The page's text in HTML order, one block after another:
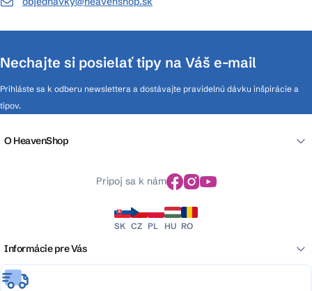
Nechajte si posielať tipy na Váš e-mail
Prihláste sa k odberu newslettera a dostávajte pravidelnú dávku inšpirácie a
tipov.
O HeavenShop
Pripoj sa k nám
SK CZ PL HU RO
Informácie pre Vás